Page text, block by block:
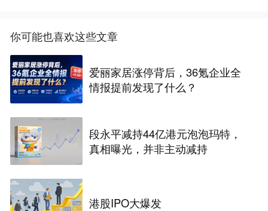
你可能也喜欢这些文章
爱丽家居涨停背后，36氪企业全
情报提前发现了什么？
段永平减持44亿港元泡泡玛特，
真相曝光，并非主动减持
港股IPO大爆发